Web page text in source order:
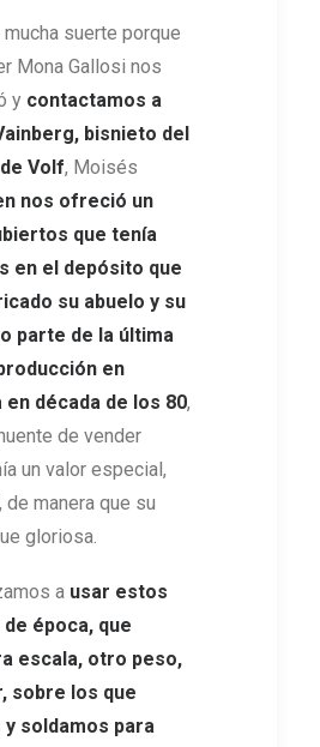
suerte porque
Mona Gallosi nos
y contactamos a
bisnieto del
Volf, Moisés
nos ofreció un
que tenía
en el depósito que
su abuelo y su
parte de la última
en
década de los 80,
de vender
un valor especial,
de manera que su
gloriosa.
a usar estos
época, que
escala, otro peso,
sobre los que
soldamos para